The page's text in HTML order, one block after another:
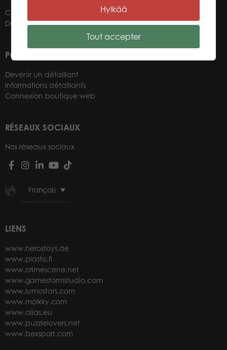
Contacts
Détaillants
POUR NOS DÉTAILLANTS
Devenir un détaillant
Informations détaillants
Connexion boutique web
RÉSEAUX SOCIAUX
Nos réseaux sociaux
Français
LIENS
www.herostoys.de
www.plasto.fi
www.crimescene.net
www.gamestormstudio.com
www.lumostars.com
www.molkky.com
www.alias.eu
www.puzzlelovers.net
www.bexsport.com
Hylkää
Tout accepter